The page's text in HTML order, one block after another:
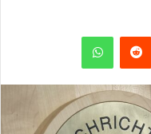
واتساب